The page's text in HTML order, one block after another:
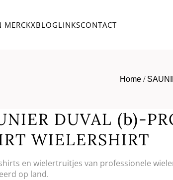
MERCKXBLOGLINKSCONTACT
Home /
DUVAL (b)-
WIELERSHIRT
en wielertruitjes van professionele
op land.